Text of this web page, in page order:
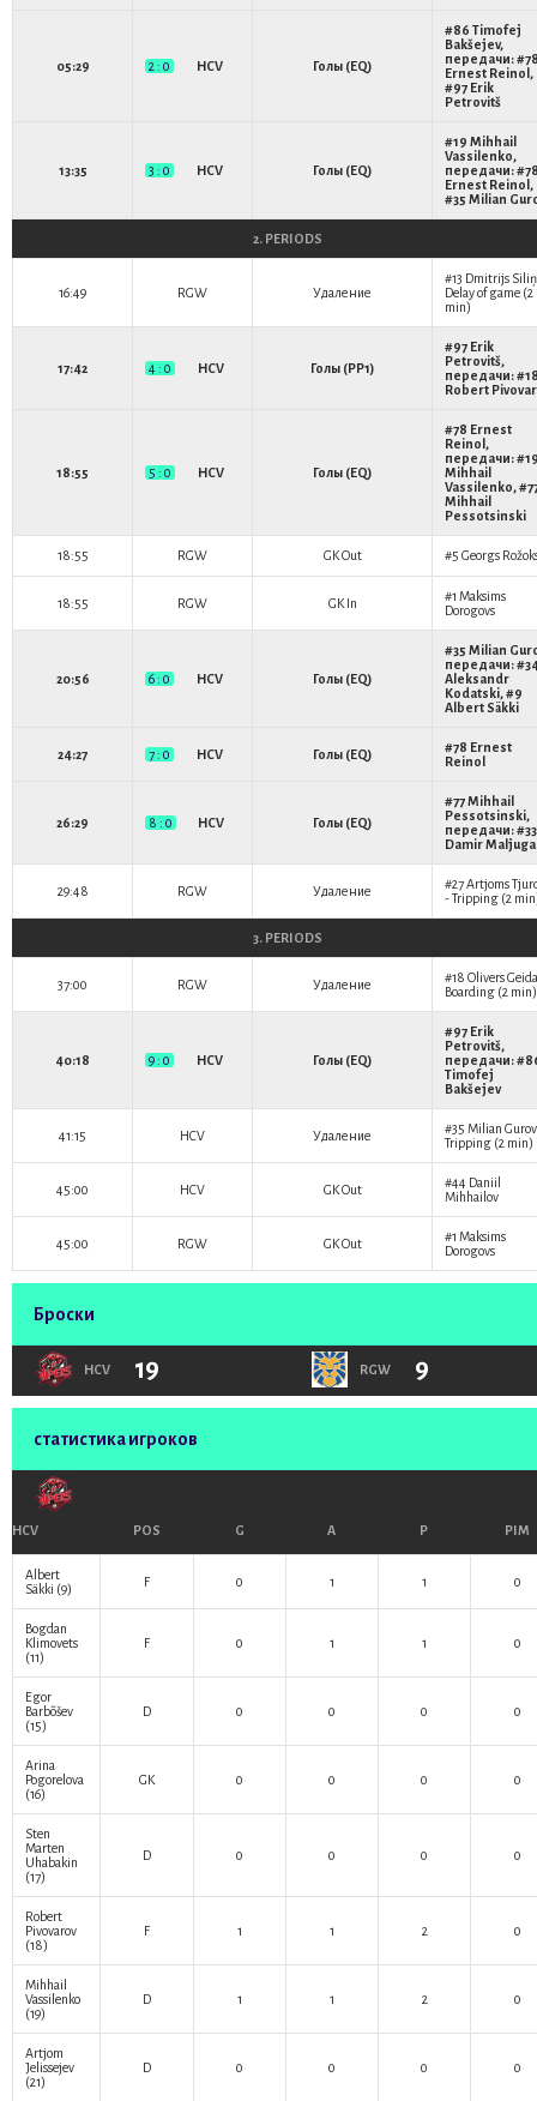
05:29 2 : 0 HCV Голы (EQ)
#86 Timofej
Bakšejev,
передачи:
Ernest Reinol,
#97 Erik
Petrovitš
13:35 3 : 0 HCV Голы (EQ)
#19 Mihhail
Vassilenko,
передачи:
Ernest Reinol,
#35 Milian
2. PERIODS
16:49 RGW Удаление
#13 Dmitrijs
Delay of game (2
min)
17:42 4 : 0 HCV Голы (PP1)
#97 Erik
Petrovitš,
передачи:
Robert
18:55 5 : 0 HCV Голы (EQ)
#78 Ernest
Reinol,
передачи:
Mihhail
Vassilenko,
Mihhail
Pessotsinski
18:55 RGW GK Out #5 Georgs
18:55 RGW GK In #1 Maksims
Dorogovs
20:56 6 : 0 HCV Голы (EQ)
#35 Milian
передачи:
Aleksandr
Kodatski, #9
Albert Säkki
24:27 7 : 0 HCV Голы (EQ) #78 Ernest
Reinol
26:29 8 : 0 HCV Голы (EQ)
#77Mihhail
Pessotsinski,
передачи: #33
Damir Maljuga
29:48 RGW Удаление #27Artjoms
- Tripping (2
3. PERIODS
37:00 RGW Удаление #18 Olivers Geida
Boarding (2 min)
40:18 9 : 0 HCV Голы (EQ)
#97 Erik
Petrovitš,
передачи:
Timofej
Bakšejev
41:15 HCV Удаление #35 Milian Gurov
Tripping (2 min)
45:00 HCV GK Out #44 Daniil
Mihhailov
45:00 RGW GK Out #1 Maksims
Dorogovs
Броски
HCV 19 RGW 9
статистика игроков
HCV POS G A P PIM
Albert
Säkki (9) F 0 1 1 0
Bogdan
Klimovets
(11)
F 0 1 1 0
Egor
Barbõšev
(15)
D 0 0 0 0
Arina
Pogorelova
(16)
GK 0 0 0 0
Sten
Marten
Uhabakin
(17)
D 0 0 0 0
Robert
Pivovarov
(18)
F 1 1 2 0
Mihhail
Vassilenko
(19)
D 1 1 2 0
Artjom
Jelissejev
(21)
D 0 0 0 0